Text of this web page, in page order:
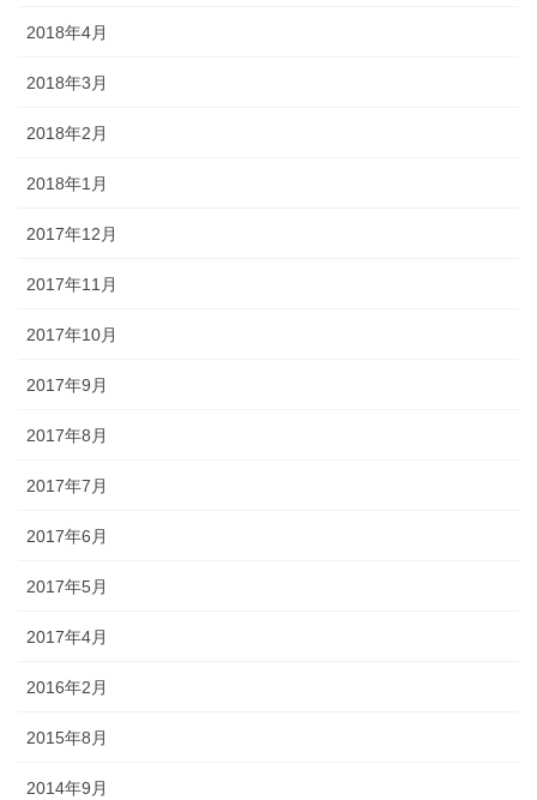
2018年4月
2018年3月
2018年2月
2018年1月
2017年12月
2017年11月
2017年10月
2017年9月
2017年8月
2017年7月
2017年6月
2017年5月
2017年4月
2016年2月
2015年8月
2014年9月